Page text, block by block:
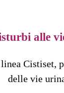
alle
il benessere
delle vie